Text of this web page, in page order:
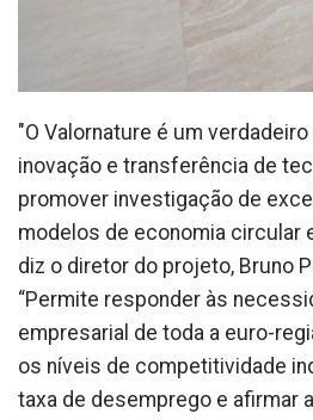
"O Valornature é um
inovação e transferência de
promover investigação de
modelos de economia circular
diz o diretor do projeto, Bruno
“Permite responder às
empresarial de toda a euro-
os níveis de competitividade
taxa de desemprego e afirmar